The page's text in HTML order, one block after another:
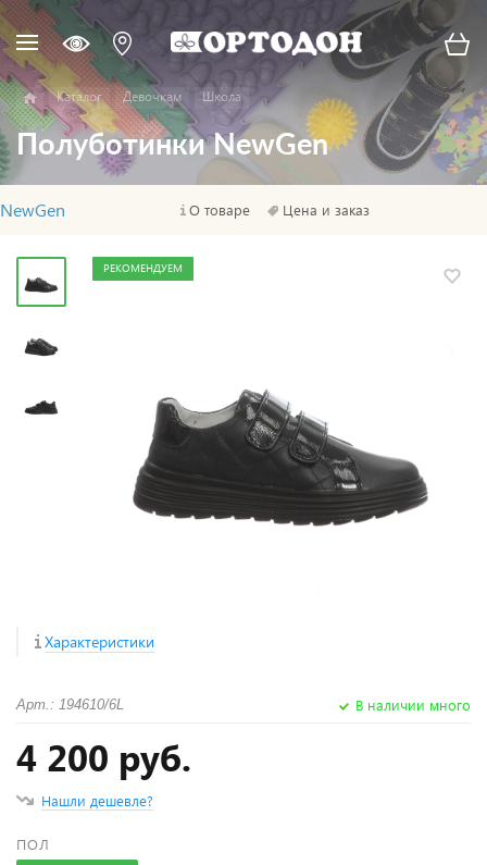
Каталог Девочкам Школа
Полуботинки NewGen
NewGen О товаре Цена и заказ
РЕКОМЕНДУЕМ
Характеристики
Арт.: 194610/6L В наличии много
4 200 руб.
Нашли дешевле?
ПОЛ